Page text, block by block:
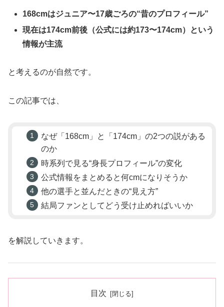
168cmはジュニア〜17歳ごろの“昔のプロフィール”
現在は174cm前後（公式には約173〜174cm）という
情報が主流
と考えるのが自然です。
この記事では、
なぜ「168cm」と「174cm」の2つの説がある
のか
時系列で見る“身長プロフィール”の変化
公式情報をまとめると何cmになりそうか
他の選手と並んだときの“見え方”
結局ファンとしてどう受け止めればいいか
を解説していきます。
目次